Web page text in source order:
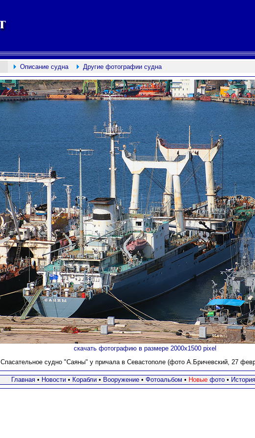
Описание судна Другие фотографии судна
скачать фотографию в размере 2000х1500 pixel
Спасательное судно "Саяны" у причала в Севастополе (фото А.Бричевский, 27
Главная• Новости• Корабли• Вооружение • Фотоальбом • Новыефото • История